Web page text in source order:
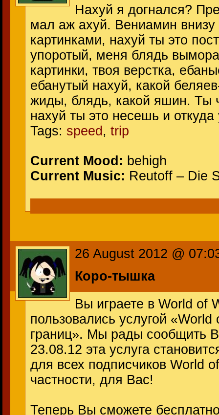
Нахуй я догнался?
мал аж ахуй. Вениамин
картинками, нахуй ты это
упоротый, меня блядь
картинки, твоя верстка,
ебанутый нахуй, какой
жиды, блядь, какой яшин. Ты
нахуй ты это несешь и откуда
Tags: speed , trip
Current Mood: behigh
Current Music: Reutoff – Die
26 August 2012 @
Коро-тышка
Вы играете в World of
пользовались услугой
границ». Мы рады сообщить
23.08.12 эта услуга
для всех подписчиков World
частности, для Вас!
Теперь Вы сможете